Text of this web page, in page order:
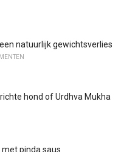
natuurlijk gewichtsverlies
hond of Urdhva Mukha
pinda saus